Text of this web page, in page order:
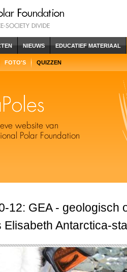
NIEUWS EDUCATIEF MATERIAAL
FOTO'S QUIZZEN
12: GEA - geologisch
Elisabeth Antarctica-